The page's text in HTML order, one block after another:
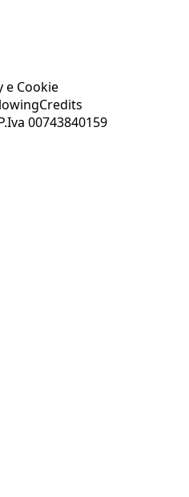
e Cookie
Credits
00743840159